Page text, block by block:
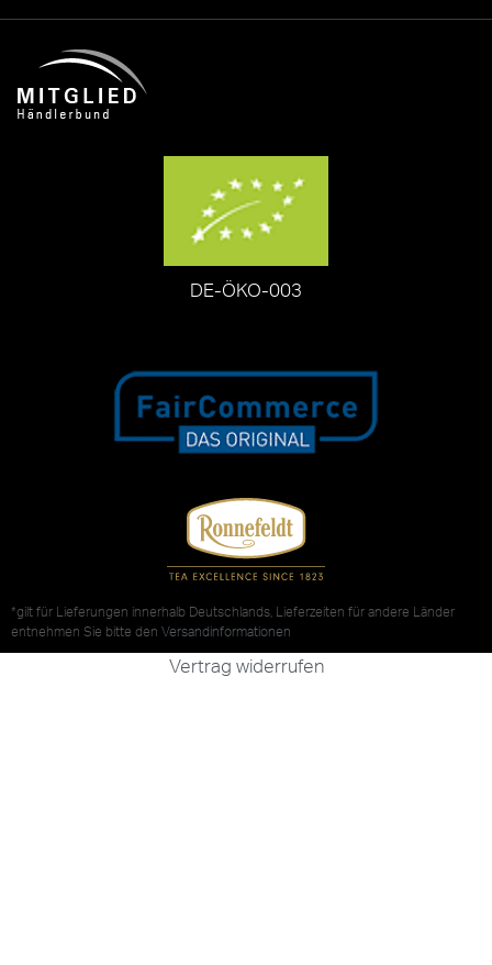
DE-ÖKO-003
*gilt für Lieferungen innerhalb Deutschlands, Lieferzeiten für andere Länder
entnehmen Sie bitte den Versandinformationen
Vertrag widerrufen